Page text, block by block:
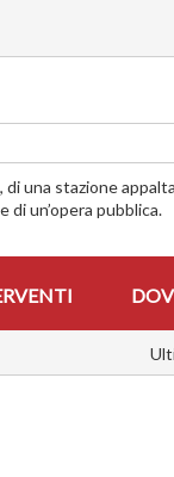
una stazione
di un’opera pubblica.